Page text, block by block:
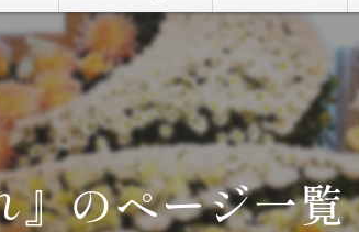
直葬
完結葬
施設
火葬
のページ一覧